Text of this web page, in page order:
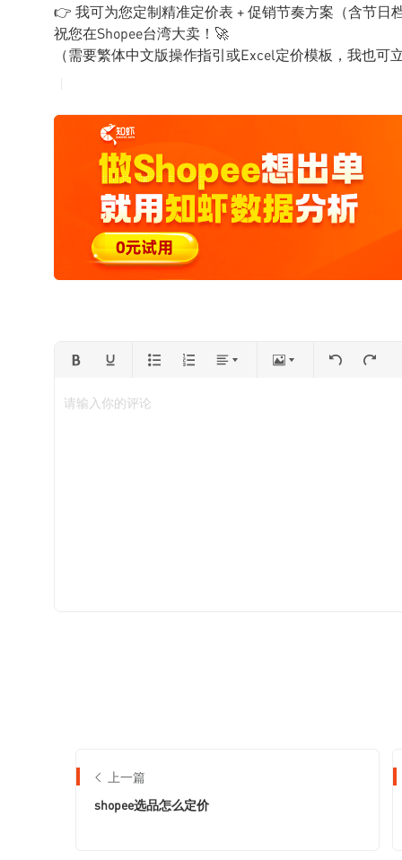
👉 我可为您定制精准定价表 + 促销节奏方案（含节日
祝您在Shopee台湾大卖！🚀
（需要繁体中文版操作指引或Excel定价模板，我也可
请输入你的评论
上一篇
shopee选品怎么定价